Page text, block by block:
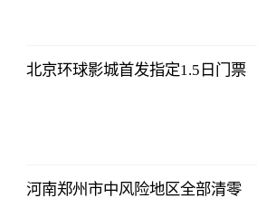
北京环球影城首发指定1.5日门票
河南郑州市中风险地区全部清零